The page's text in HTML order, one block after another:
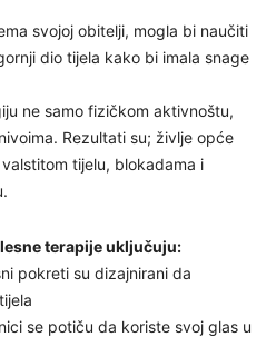
svojoj obitelji, mogla bi naučiti
dio tijela kako bi imala snage
ne samo fizičkom aktivnoštu,
Rezultati su; življe opće
tijelu, blokadama i
terapije uključuju:
pokreti su dizajnirani da
se potiču da koriste svoj glas u